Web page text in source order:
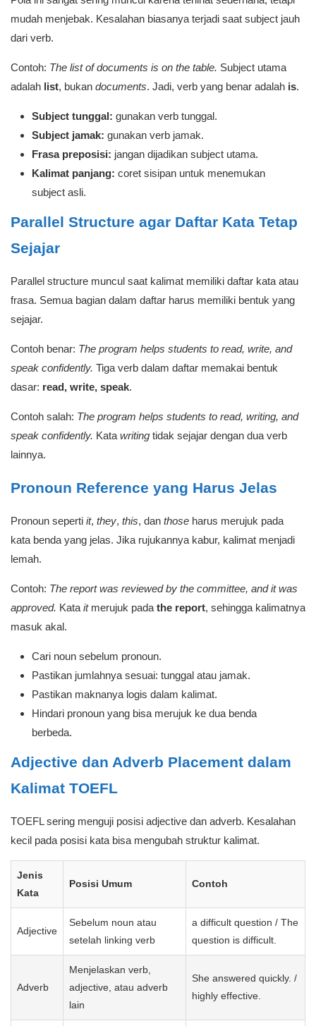
mudah menjebak. Kesalahan biasanya terjadi saat subject jauh
dari verb.
Contoh: The list of documents is on the table. Subject utama
adalah list, bukan documents. Jadi, verb yang benar adalah is.
Subject tunggal: gunakan verb tunggal.
Subject jamak: gunakan verb jamak.
Frasa preposisi: jangan dijadikan subject utama.
Kalimat panjang: coret sisipan untuk menemukan
subject asli.
Parallel Structure agar Daftar Kata Tetap
Sejajar
Parallel structure muncul saat kalimat memiliki daftar kata atau
frasa. Semua bagian dalam daftar harus memiliki bentuk yang
sejajar.
Contoh benar: The program helps students to read, write, and
speak confidently. Tiga verb dalam daftar memakai bentuk
dasar: read, write, speak.
Contoh salah: The program helps students to read, writing, and
speak confidently. Kata writing tidak sejajar dengan dua verb
lainnya.
Pronoun Reference yang Harus Jelas
Pronoun seperti it, they, this, dan those harus merujuk pada
kata benda yang jelas. Jika rujukannya kabur, kalimat menjadi
lemah.
Contoh: The report was reviewed by the committee, and it was
approved. Kata itmerujuk pada the report, sehingga kalimatnya
masuk akal.
Cari noun sebelum pronoun.
Pastikan jumlahnya sesuai: tunggal atau jamak.
Pastikan maknanya logis dalam kalimat.
Hindari pronoun yang bisa merujuk ke dua benda
berbeda.
Adjective dan Adverb Placement dalam
Kalimat TOEFL
TOEFL sering menguji posisi adjective dan adverb. Kesalahan
kecil pada posisi kata bisa mengubah struktur kalimat.
Jenis
Kata
Posisi Umum Contoh
Adjective
Sebelum noun atau
setelah linking verb
a difficult question / The
question is difficult.
Adverb
Menjelaskan verb,
adjective, atau adverb
lain
She answered quickly. /
highly effective.